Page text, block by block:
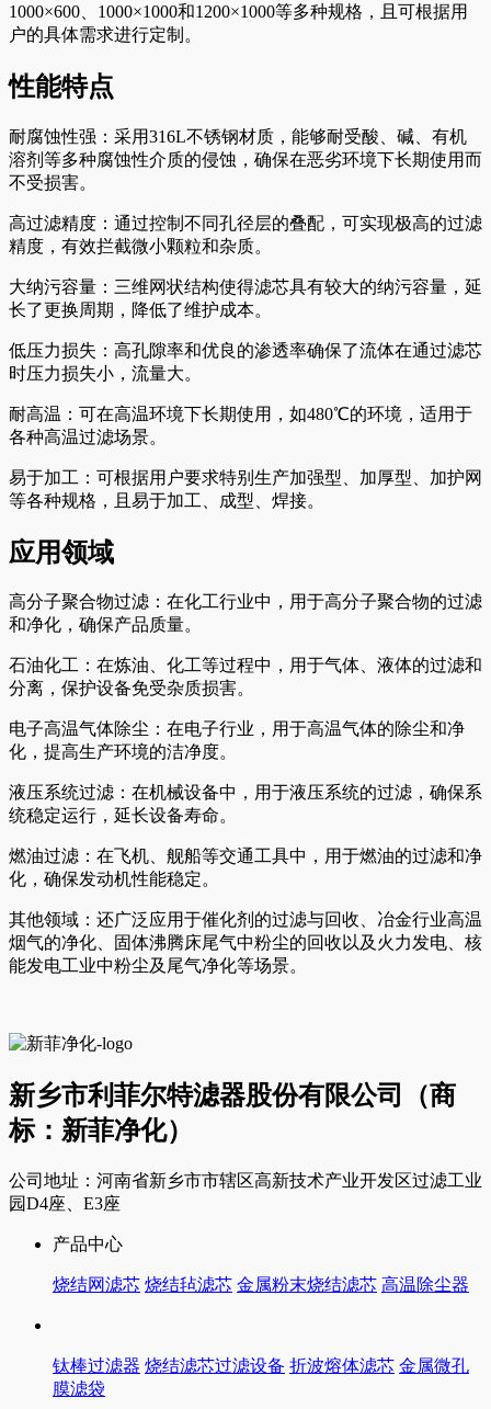
1000×600、1000×1000和1200×1000等多种规格，且可根据用
户的具体需求进行定制。
性能特点
耐腐蚀性强：采用316L不锈钢材质，能够耐受酸、碱、有机
溶剂等多种腐蚀性介质的侵蚀，确保在恶劣环境下长期使用而
不受损害。
高过滤精度：通过控制不同孔径层的叠配，可实现极高的过滤
精度，有效拦截微小颗粒和杂质。
大纳污容量：三维网状结构使得滤芯具有较大的纳污容量，延
长了更换周期，降低了维护成本。
低压力损失：高孔隙率和优良的渗透率确保了流体在通过滤芯
时压力损失小，流量大。
耐高温：可在高温环境下长期使用，如480℃的环境，适用于
各种高温过滤场景。
易于加工：可根据用户要求特别生产加强型、加厚型、加护网
等各种规格，且易于加工、成型、焊接。
应用领域
高分子聚合物过滤：在化工行业中，用于高分子聚合物的过滤
和净化，确保产品质量。
石油化工：在炼油、化工等过程中，用于气体、液体的过滤和
分离，保护设备免受杂质损害。
电子高温气体除尘：在电子行业，用于高温气体的除尘和净
化，提高生产环境的洁净度。
液压系统过滤：在机械设备中，用于液压系统的过滤，确保系
统稳定运行，延长设备寿命。
燃油过滤：在飞机、舰船等交通工具中，用于燃油的过滤和净
化，确保发动机性能稳定。
其他领域：还广泛应用于催化剂的过滤与回收、冶金行业高温
烟气的净化、固体沸腾床尾气中粉尘的回收以及火力发电、核
能发电工业中粉尘及尾气净化等场景。
新乡市利菲尔特滤器股份有限公司（商
标：新菲净化）
公司地址：河南省新乡市市辖区高新技术产业开发区过滤工业
园D4座、E3座
产品中心
烧结网滤芯 烧结毡滤芯 金属粉末烧结滤芯 高温除尘器
钛棒过滤器 烧结滤芯过滤设备 折波熔体滤芯 金属微孔
膜滤袋